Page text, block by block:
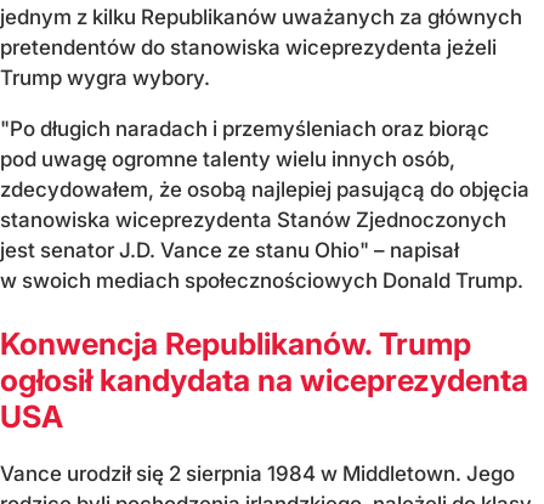
jednym z kilku Republikanów uważanych za głównych
pretendentów do stanowiska wiceprezydenta jeżeli
Trump wygra wybory.
"Po długich naradach i przemyśleniach oraz biorąc
pod uwagę ogromne talenty wielu innych osób,
zdecydowałem, że osobą najlepiej pasującą do objęcia
stanowiska wiceprezydenta Stanów Zjednoczonych
jest senator J.D. Vance ze stanu Ohio" – napisał
w swoich mediach społecznościowych Donald Trump.
Konwencja Republikanów. Trump
ogłosił kandydata na wiceprezydenta
USA
Vance urodził się 2 sierpnia 1984 w Middletown. Jego